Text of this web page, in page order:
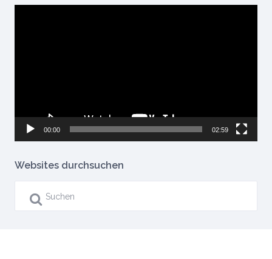
00:00 02:59
Websites durchsuchen